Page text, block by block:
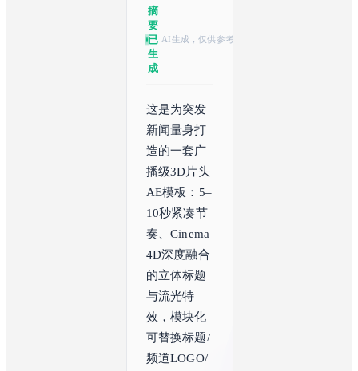
摘
要
已
生
成
AI生成，仅供参考
这是为突发
新闻量身打
造的一套广
播级3D片头
AE模板：5–
10秒紧凑节
奏、Cinema
4D深度融合
的立体标题
与流光特
效，模块化
可替换标题/
频道LOGO/